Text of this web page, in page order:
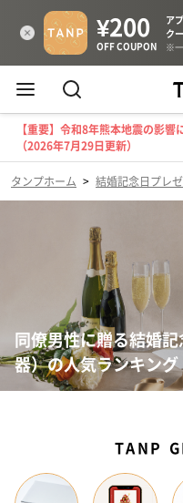
【重要】令和8年熊本地震の影
（2026年7月29日更新）
タンプホーム > 結婚記念日プレ
同僚男性に贈る結婚
器）の人気ランキング
TANP